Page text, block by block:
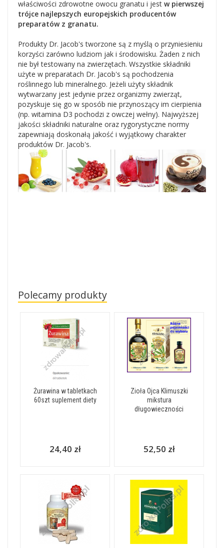
właściwości zdrowotne owocu granatu i jest w pierwszej
trójce najlepszych europejskich producentów
preparatów z granatu.
Produkty Dr. Jacob's tworzone są z myślą o przyniesieniu
korzyści zarówno ludziom jak i środowisku. Żaden z nich
nie był testowany na zwierzętach. Wszystkie składniki
użyte w preparatach Dr. Jacob's są pochodzenia
roślinnego lub mineralnego. Jeżeli użyty składnik
wytwarzany jest jedynie przez organizmy zwierząt,
pozyskuje się go w sposób nie przynoszący im cierpienia
(np. witamina D3 pochodzi z owczej wełny). Najwyższej
jakości składniki naturalne oraz rygorystyczne normy
zapewniają doskonałą jakość i wyjątkowy charakter
produktów Dr. Jacob's.
Polecamy produkty
Żurawina w tabletkach
60szt suplement diety
24,40 zł
Zioła Ojca Klimuszki
mikstura
długowieczności
52,50 zł